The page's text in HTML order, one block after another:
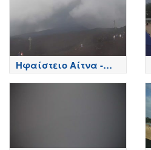
Ηφαίστειο Αίτνα -
Κορυφή κρατήρων,